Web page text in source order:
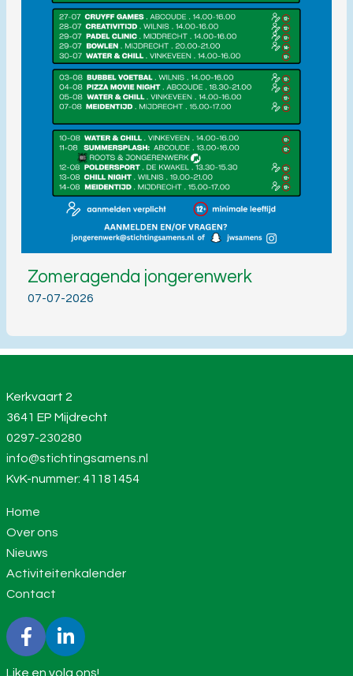
Zomeragenda jongerenwerk
07-07-2026
Kerkvaart 2
3641 EP Mijdrecht
0297-230280
info@stichtingsamens.nl
KvK-nummer: 41181454
Home
Over ons
Nieuws
Activiteitenkalender
Contact
Like en volg ons!